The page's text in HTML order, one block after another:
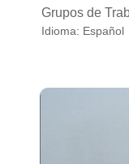
Grupos de
Idioma: Español